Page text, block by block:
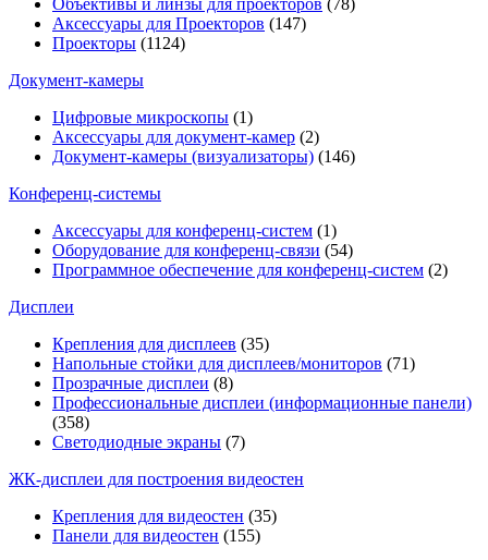
Объективы и линзы для проекторов (78)
Аксессуары для Проекторов (147)
Проекторы (1124)
Документ-камеры
Цифровые микроскопы (1)
Аксессуары для документ-камер (2)
Документ-камеры (визуализаторы) (146)
Конференц-системы
Аксессуары для конференц-систем (1)
Оборудование для конференц-связи (54)
Программное обеспечение для конференц-систем (2)
Дисплеи
Крепления для дисплеев (35)
Напольные стойки для дисплеев/мониторов (71)
Прозрачные дисплеи (8)
Профессиональные дисплеи (информационные панели)
(358)
Светодиодные экраны (7)
ЖК-дисплеи для построения видеостен
Крепления для видеостен (35)
Панели для видеостен (155)